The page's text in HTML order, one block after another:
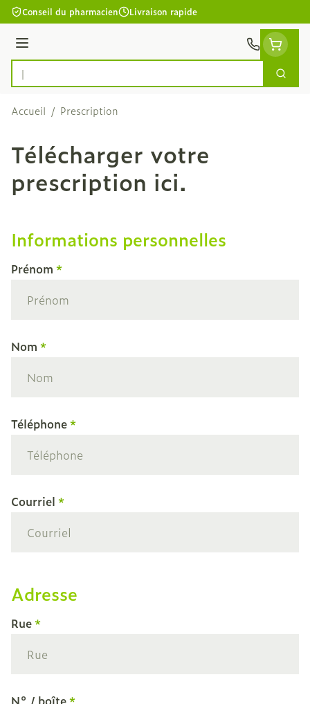
Aller au contenu
Conseil du pharmacien Livraison rapide
Menu
Rechercher
Accueil / Prescription
Télécharger votre
prescription ici.
Informations personnelles
Prénom
Nom
Téléphone
Courriel
Adresse
Rue
N° / boîte